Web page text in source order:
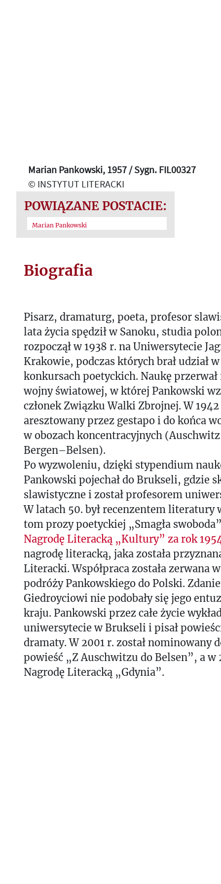
Marian Pankowski, 1957 / Sygn. FIL00327
© INSTYTUT LITERACKI
POWIĄZANE POSTACIE:
Marian Pankowski
Biografia
Pisarz, dramaturg, poeta, profesor
lata życia spędził w Sanoku, studia
rozpoczął w 1938 r. na Uniwersytecie
Krakowie, podczas których brał udział
konkursach poetyckich. Naukę
wojny światowej, w której Pankowski
członek Związku Walki Zbrojnej. W 1942
aresztowany przez gestapo i do końca
w obozach koncentracyjnych
Bergen–Belsen).
Po wyzwoleniu, dzięki stypendium
Pankowski pojechał do Brukseli, gdzie
slawistyczne i został profesorem
W latach 50. był recenzentem literatury
tom prozy poetyckiej „Smagła
Nagrodę Literacką „Kultury” za rok
nagrodę literacką, jaka została
Literacki. Współpraca została zerwana
podróży Pankowskiego do Polski.
Giedroyciowi nie podobały się jego
kraju. Pankowski przez całe życie
uniwersytecie w Brukseli i pisał
dramaty. W 2001 r. został nominowany
powieść „Z Auschwitzu do Belsen”, a w
Nagrodę Literacką „Gdynia”.